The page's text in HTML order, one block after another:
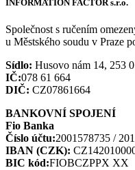
INFORMATION FACTOR s.r.o.
Společnost s ručením
u Městského soudu v Praze
Sídlo: Husovo nám 14, 253
IČ:078 61 664
DIČ: CZ07861664
BANKOVNÍ SPOJENÍ
Fio Banka
Číslo účtu:2001578735 /
IBAN (CZK):
BIC kód:FIOBCZPPX XX